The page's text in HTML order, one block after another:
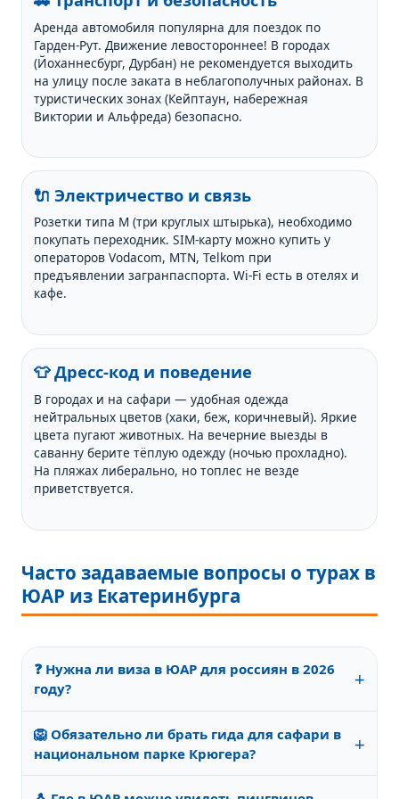
Аренда автомобиля популярна для поездок по
Гарден-Рут. Движение левостороннее! В городах
(Йоханнесбург, Дурбан) не рекомендуется выходить
на улицу после заката в неблагополучных районах. В
туристических зонах (Кейптаун, набережная
Виктории и Альфреда) безопасно.
🔌 Электричество и связь
Розетки типа M (три круглых штырька), необходимо
покупать переходник. SIM-карту можно купить у
операторов Vodacom, MTN, Telkom при
предъявлении загранпаспорта. Wi-Fi есть в отелях и
кафе.
👕 Дресс-код и поведение
В городах и на сафари — удобная одежда
нейтральных цветов (хаки, беж, коричневый). Яркие
цвета пугают животных. На вечерние выезды в
саванну берите тёплую одежду (ночью прохладно).
На пляжах либерально, но топлес не везде
приветствуется.
Часто задаваемые вопросы о турах в
ЮАР из Екатеринбурга
❓ Нужна ли виза в ЮАР для россиян в 2026
году?
+
дней для туристических и деловых поездок.
Достаточно загранпаспорта, действительного не
визы оформляются отдельно.
🦁 Обязательно ли брать гида для сафари в
национальном парке Крюгера?
+